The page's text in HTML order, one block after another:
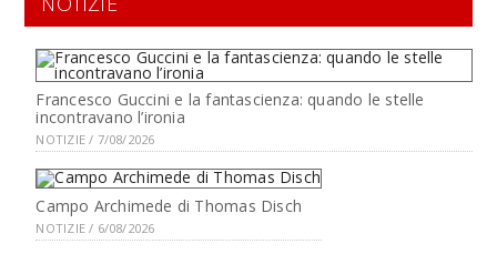
Francesco Guccini e la fantascienza: quando le stelle
incontravano l’ironia
NOTIZIE / 7/08/2026
Campo Archimede di Thomas Disch
NOTIZIE / 6/08/2026